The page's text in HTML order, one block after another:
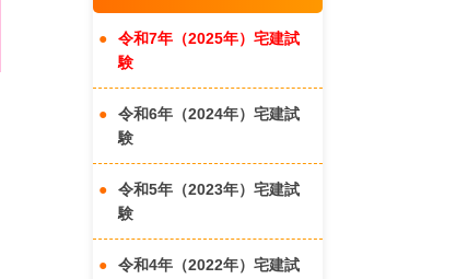
令和7年（2025年）宅建試
験
令和6年（2024年）宅建試
験
令和5年（2023年）宅建試
験
令和4年（2022年）宅建試